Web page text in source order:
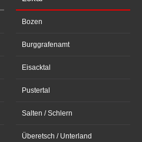
Bozen
Burggrafenamt
Eisacktal
Pustertal
Salten / Schlern
Überetsch / Unterland